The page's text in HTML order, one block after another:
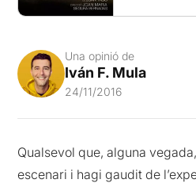
Una opinió de
Iván F. Mula
24/11/2016
Qualsevol que, alguna
escenari i hagi gaudit de